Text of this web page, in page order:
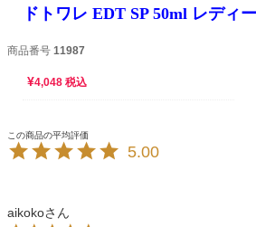
ドトワレ EDT SP 50ml レディ
商品番号 11987
¥4,048 税込
5.00
aikoko